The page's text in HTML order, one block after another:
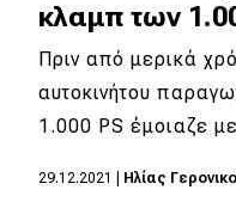
Πρωτότυπα
Ελλάδα
Κόσμος
κλαμπ των
Πριν από μερικά
αυτοκινήτου
1.000 PS έμοιαζε
29.12.2021 Ηλίας